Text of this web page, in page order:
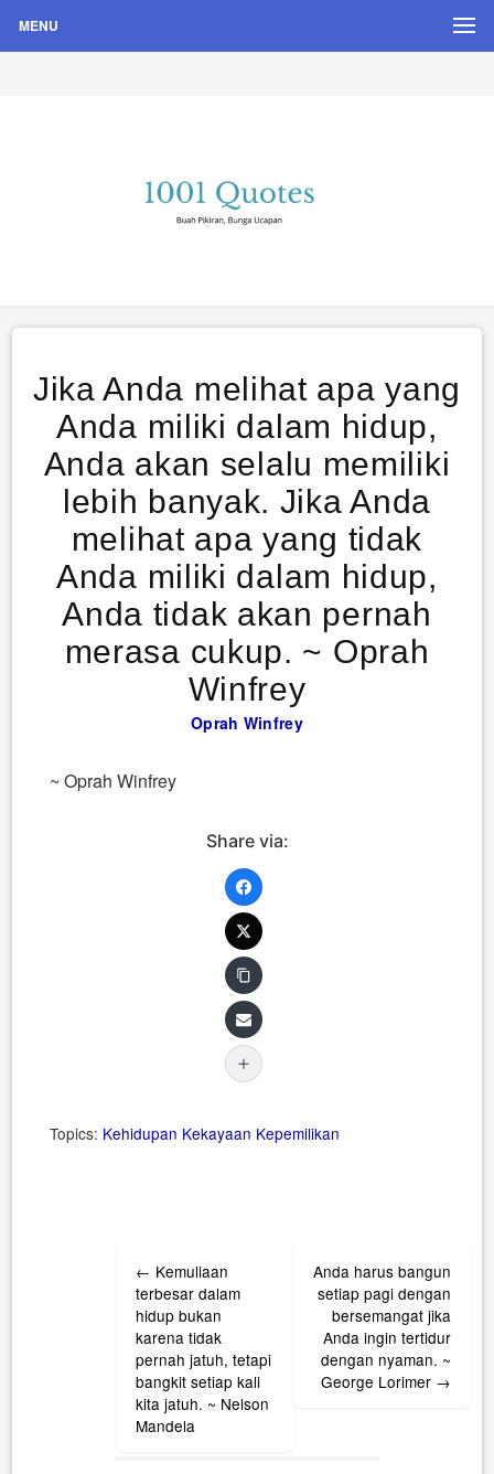
MENU
Quote Hari Puisi
Jika Anda melihat apa yang
Anda miliki dalam hidup,
Anda akan selalu memiliki
lebih banyak. Jika Anda
melihat apa yang tidak
Anda miliki dalam hidup,
Anda tidak akan pernah
merasa cukup. ~ Oprah
Winfrey
Oprah Winfrey
~ Oprah Winfrey
Share via:
Topics: Kehidupan Kekayaan Kepemilikan
navigation
← Kemuliaan
terbesar dalam
hidup bukan
karena tidak
pernah jatuh, tetapi
bangkit setiap kali
kita jatuh. ~ Nelson
Mandela
Anda harus bangun
setiap pagi dengan
bersemangat jika
Anda ingin tertidur
dengan nyaman. ~
George Lorimer →